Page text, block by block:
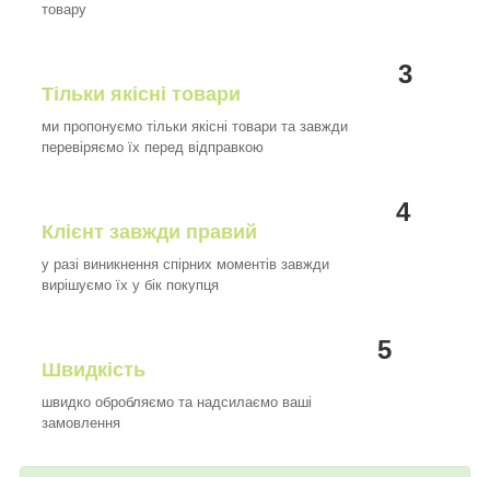
товару
3
Тільки якісні товари
ми пропонуємо тільки якісні товари та завжди
перевіряємо їх перед відправкою
4
Клієнт завжди правий
у разі виникнення спірних моментів завжди
вирішуємо їх у бік покупця
5
Швидкість
швидко обробляємо та надсилаємо ваші
замовлення